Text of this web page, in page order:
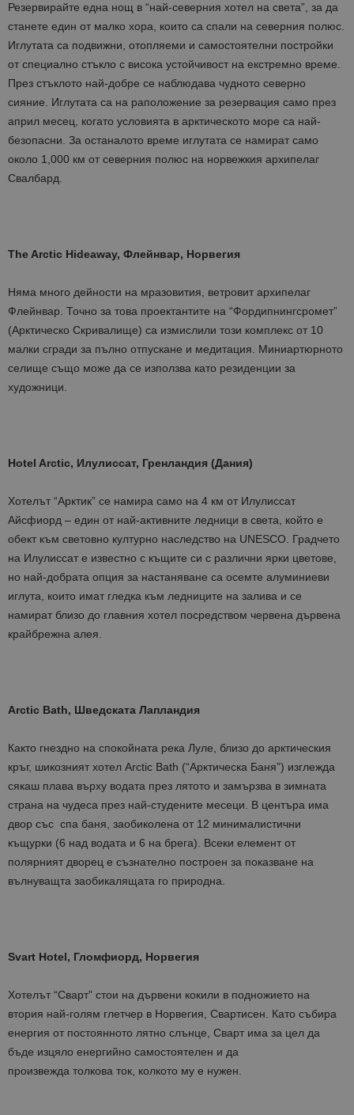
Резервирайте една нощ в “най-северния хотел на света”, за да
станете един от малко хора, които са спали на северния полюс.
Иглутата са подвижни, отопляеми и самостоятелни постройки
от специално стъкло с висока устойчивост на екстремно време.
През стъклото най-добре се наблюдава чудното северно
сияние. Иглутата са на раположение за резервация само през
април месец, когато условията в арктическото море са най-
безопасни. За останалото време иглутата се намират само
около 1,000 км от северния полюс на норвежкия архипелаг
Свалбард.
The Arctic Hideaway, Флейнвар, Норвегия
Няма много дейности на мразовития, ветровит архипелаг
Флейнвар. Точно за това проектантите на “Фордипнингсромет”
(Арктическо Скривалище) са измислили този комплекс от 10
малки сгради за пълно отпускане и медитация. Миниартюрното
селище също може да се използва като резиденции за
художници.
Hotel Arctic, Илулиссат, Гренландия (Дания)
Хотелът “Арктик” се намира само на 4 км от Илулиссат
Айсфиорд – един от най-активните ледници в света, който е
обект към световно културно наследство на UNESCO. Градчето
на Илулиссат е известно с къщите си с различни ярки цветове,
но най-добрата опция за настаняване са осемте алуминиеви
иглута, които имат гледка към ледниците на залива и се
намират близо до главния хотел посредством червена дървена
крайбрежна алея.
Arctic Bath, Шведската Лапландия
Както гнездно на спокойната река Луле, близо до арктическия
кръг, шикозният хотел Arctic Bath (“Арктическа Баня”) изглежда
сякаш плава върху водата през лятото и замързва в зимната
страна на чудеса през най-студените месеци. В центъра има
двор със спа баня, заобиколена от 12 минималистични
къщурки (6 над водата и 6 на брега). Всеки елемент от
полярният дворец е съзнателно построен за показване на
вълнуващта заобикалящата го природна.
Svart Hotel, Гломфиорд, Норвегия
Хотелът “Сварт” стои на дървени кокили в подножието на
втория най-голям глетчер в Норвегия, Свартисен. Като събира
енергия от постоянното лятно слънце, Сварт има за цел да
бъде изцяло енергийно самостоятелен и да
произвежда толкова ток, колкото му е нужен.